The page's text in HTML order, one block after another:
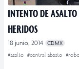
INTENTO DE
HERIDOS
18 junio, 2014
CDMX
#asalto #central abasto #robo